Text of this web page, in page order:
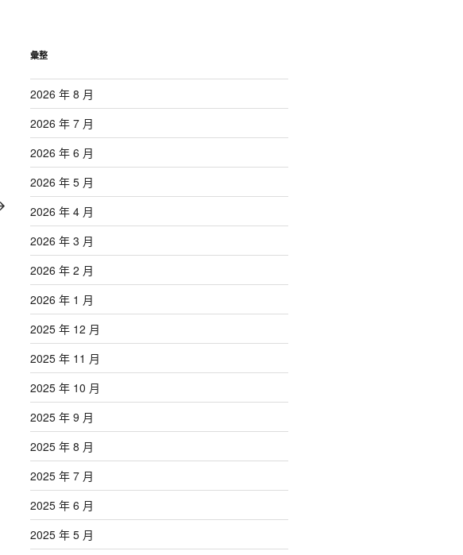
彙整
2026 年 8 月
2026 年 7 月
2026 年 6 月
2026 年 5 月
2026 年 4 月
2026 年 3 月
2026 年 2 月
2026 年 1 月
2025 年 12 月
2025 年 11 月
2025 年 10 月
2025 年 9 月
2025 年 8 月
2025 年 7 月
2025 年 6 月
2025 年 5 月